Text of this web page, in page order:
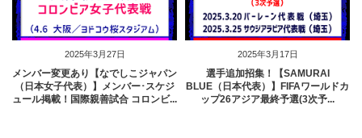
2025年3月27日
メンバー変更あり【なでしこジャパン
（日本女子代表）】メンバー･スケジ
ュール掲載！国際親善試合 コロンビ...
2025年3月17日
選手追加招集！【SAMURAI
BLUE（日本代表）】FIFAワールドカ
ップ26アジア最終予選(3次予...